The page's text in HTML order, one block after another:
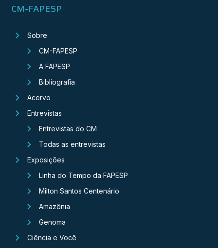
CM-FAPESP
Sobre
CM-FAPESP
A FAPESP
Bibliografia
Acervo
Entrevistas
Entrevistas do CM
Todas as entrevistas
Exposições
Linha do Tempo da FAPESP
Milton Santos Centenário
Amazônia
Genoma
Ciência e Você